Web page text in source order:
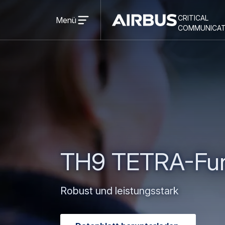
Criticalcommunications
critical
menu
Menü
TH9 TETRA-
Robust und leistungsstark